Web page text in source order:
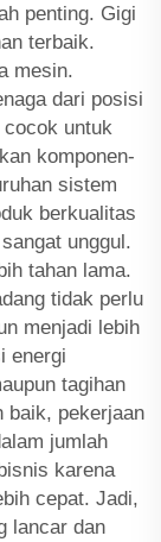
penting. Gigi
terbaik.
mesin.
dari posisi
untuk
komponen-
sistem
berkualitas
unggul.
tahan lama.
tidak perlu
menjadi lebih
energi
tagihan
baik, pekerjaan
jumlah
karena
cepat. Jadi,
lancar dan